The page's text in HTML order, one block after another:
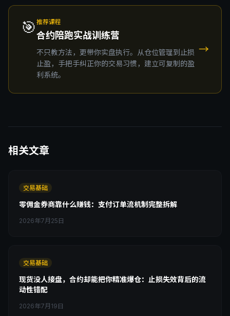
🎯 推荐课程
合约陪跑实战训练营
不只教方法，更带你实盘执行。从仓位管理到止损
止盈，手把手纠正你的交易习惯，建立可复制的盈
利系统。
→
相关文章
交易基础
零佣金券商靠什么赚钱：支付订单流机制完整拆解
2026年7月25日
交易基础
现货没人接盘，合约却能把你精准爆仓：止损失效背后的流
动性错配
2026年7月19日